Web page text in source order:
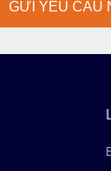
GỬI YÊU CẦU